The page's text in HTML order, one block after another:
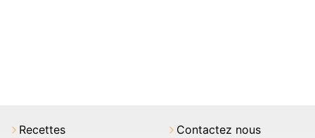
Recettes
Contactez nous